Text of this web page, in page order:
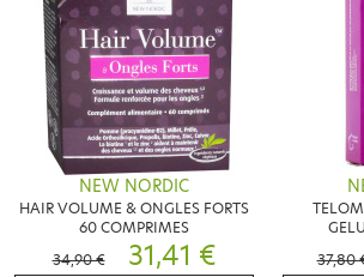
NEW NORDIC
HAIR VOLUME & ONGLES FORTS
60 COMPRIMES
34,90 €
31,41 €
37,80